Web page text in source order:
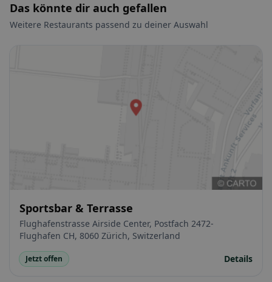
Das könnte dir auch gefallen
Weitere Restaurants passend zu deiner Auswahl
Sportsbar & Terrasse
Flughafenstrasse Airside Center, Postfach 2472-
Flughafen CH, 8060 Zürich, Switzerland
Jetzt offen Details